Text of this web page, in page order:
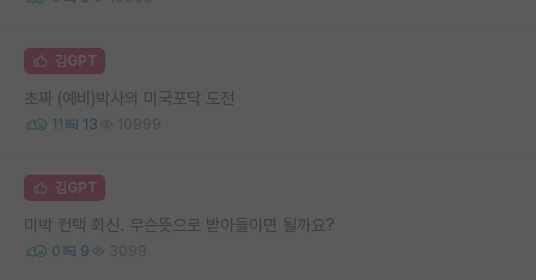
김GPT
초짜 (예비)박사의 미국포닥 도전
11 13 10999
김GPT
미박 컨택 회신. 무슨뜻으로 받아들이면 될까요?
0 9 3099